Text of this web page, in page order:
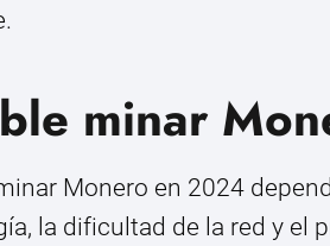
minar
Monero en 2024
la dificultad de la red y el